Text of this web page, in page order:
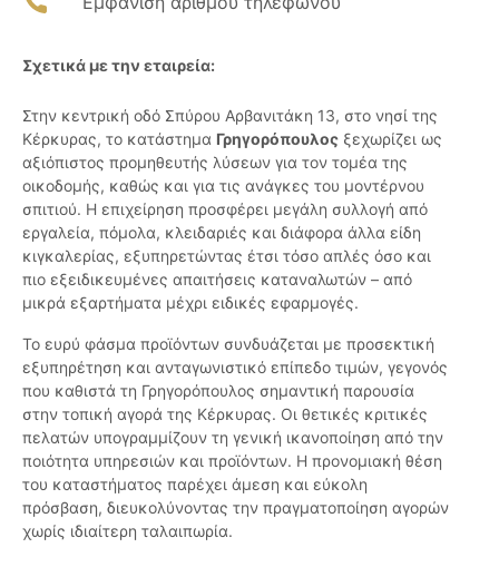
Σχετικά με την εταιρεία:
Στην κεντρική οδό Σπύρου Αρβανιτάκη 13, στο νησί της
Κέρκυρας, το κατάστημα Γρηγορόπουλος ξεχωρίζει ως
αξιόπιστος προμηθευτής λύσεων για τον τομέα της
οικοδομής, καθώς και για τις ανάγκες του μοντέρνου
σπιτιού. Η επιχείρηση προσφέρει μεγάλη συλλογή από
εργαλεία, πόμολα, κλειδαριές και διάφορα άλλα είδη
κιγκαλερίας, εξυπηρετώντας έτσι τόσο απλές όσο και
πιο εξειδικευμένες απαιτήσεις καταναλωτών – από
μικρά εξαρτήματα μέχρι ειδικές εφαρμογές.
Το ευρύ φάσμα προϊόντων συνδυάζεται με προσεκτική
εξυπηρέτηση και ανταγωνιστικό επίπεδο τιμών, γεγονός
που καθιστά τη Γρηγορόπουλος σημαντική παρουσία
στην τοπική αγορά της Κέρκυρας. Οι θετικές κριτικές
πελατών υπογραμμίζουν τη γενική ικανοποίηση από την
ποιότητα υπηρεσιών και προϊόντων. Η προνομιακή θέση
του καταστήματος παρέχει άμεση και εύκολη
πρόσβαση, διευκολύνοντας την πραγματοποίηση αγορών
χωρίς ιδιαίτερη ταλαιπωρία.